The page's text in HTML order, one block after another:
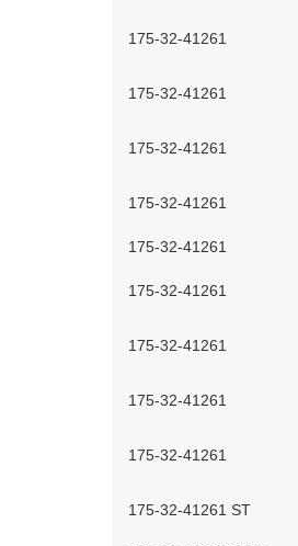
175-32-41261
175-32-41261
175-32-41261
175-32-41261
175-32-41261
175-32-41261
175-32-41261
175-32-41261
175-32-41261
175-32-41261 ST